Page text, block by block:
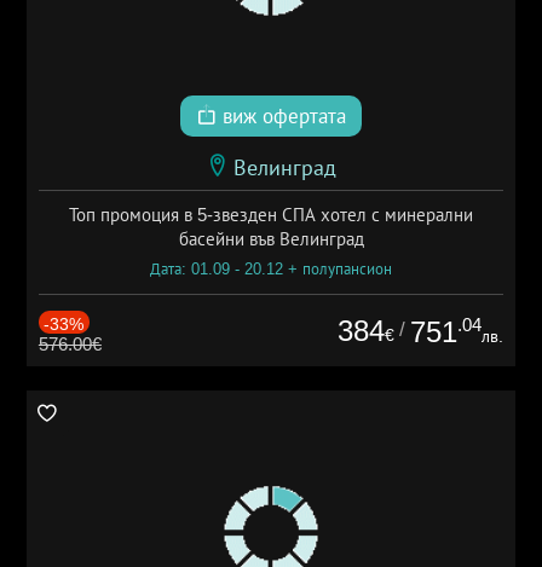
виж офертата
Велинград
Топ промоция в 5-звезден СПА хотел с минерални
басейни във Велинград
Дата: 01.09 - 20.12 + полупансион
-33%
576.00€ 384€ / 751.04
лв.